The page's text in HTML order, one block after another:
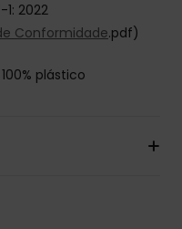
2022
Conformidade.pdf)
plástico